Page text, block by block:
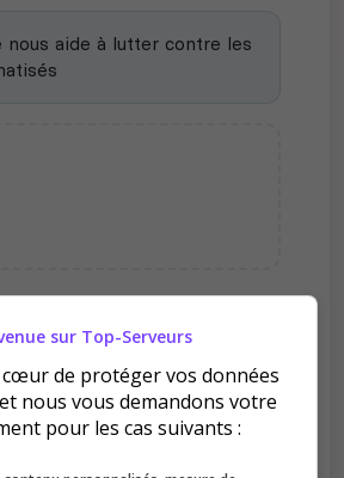
nous aide à lutter contre les
voter pour HYPING
SERVEUR
BEDROCK DE
sur Top-Serveurs
de protéger vos données
nous vous demandons votre
pour les cas suivants :